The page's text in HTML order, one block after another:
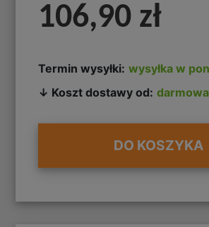
106,90 zł
Termin wysyłki: wysyłka w
↓ Koszt dostawy od:
DO KOSZYKA